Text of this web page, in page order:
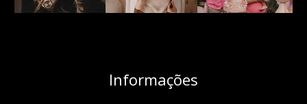
Informações